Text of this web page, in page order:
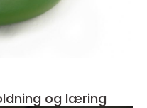
og læring